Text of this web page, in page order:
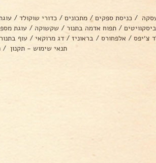
/ כניסת ספקים / מתכונים / כדורי שוקולד /
/ תפוח אדמה בתנור / שקשוקה / עוגת
צ׳יפס / אלפחורס / בראוניז / דג מרוקאי / עוף בתנור
תנאי שימוש - תקנון /